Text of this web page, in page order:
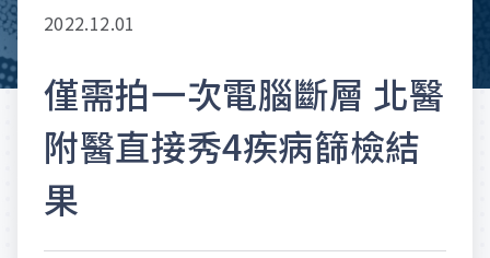
2022.12.01
僅需拍一次電腦斷層 北醫
附醫直接秀4疾病篩檢結
果